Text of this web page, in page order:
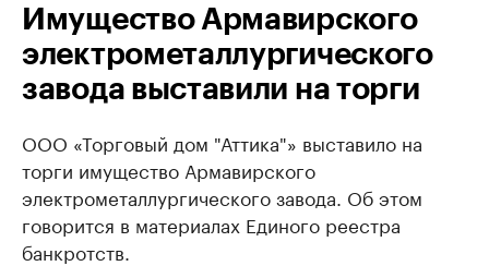
Имущество Армавирского
электрометаллургического
завода выставили на торги
ООО «Торговый дом "Аттика"» выставило на
торги имущество Армавирского
электрометаллургического завода. Об этом
говорится в материалах Единого реестра
банкротств.